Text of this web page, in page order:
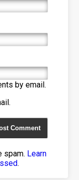
by email.
spam. Learn
.